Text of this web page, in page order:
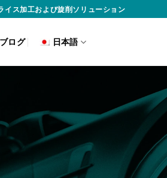
イス加工および旋削ソリューション
ブログ 日本語